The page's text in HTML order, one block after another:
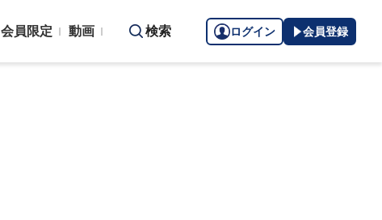
会員限定 動画 検索 ログイン 会員登録